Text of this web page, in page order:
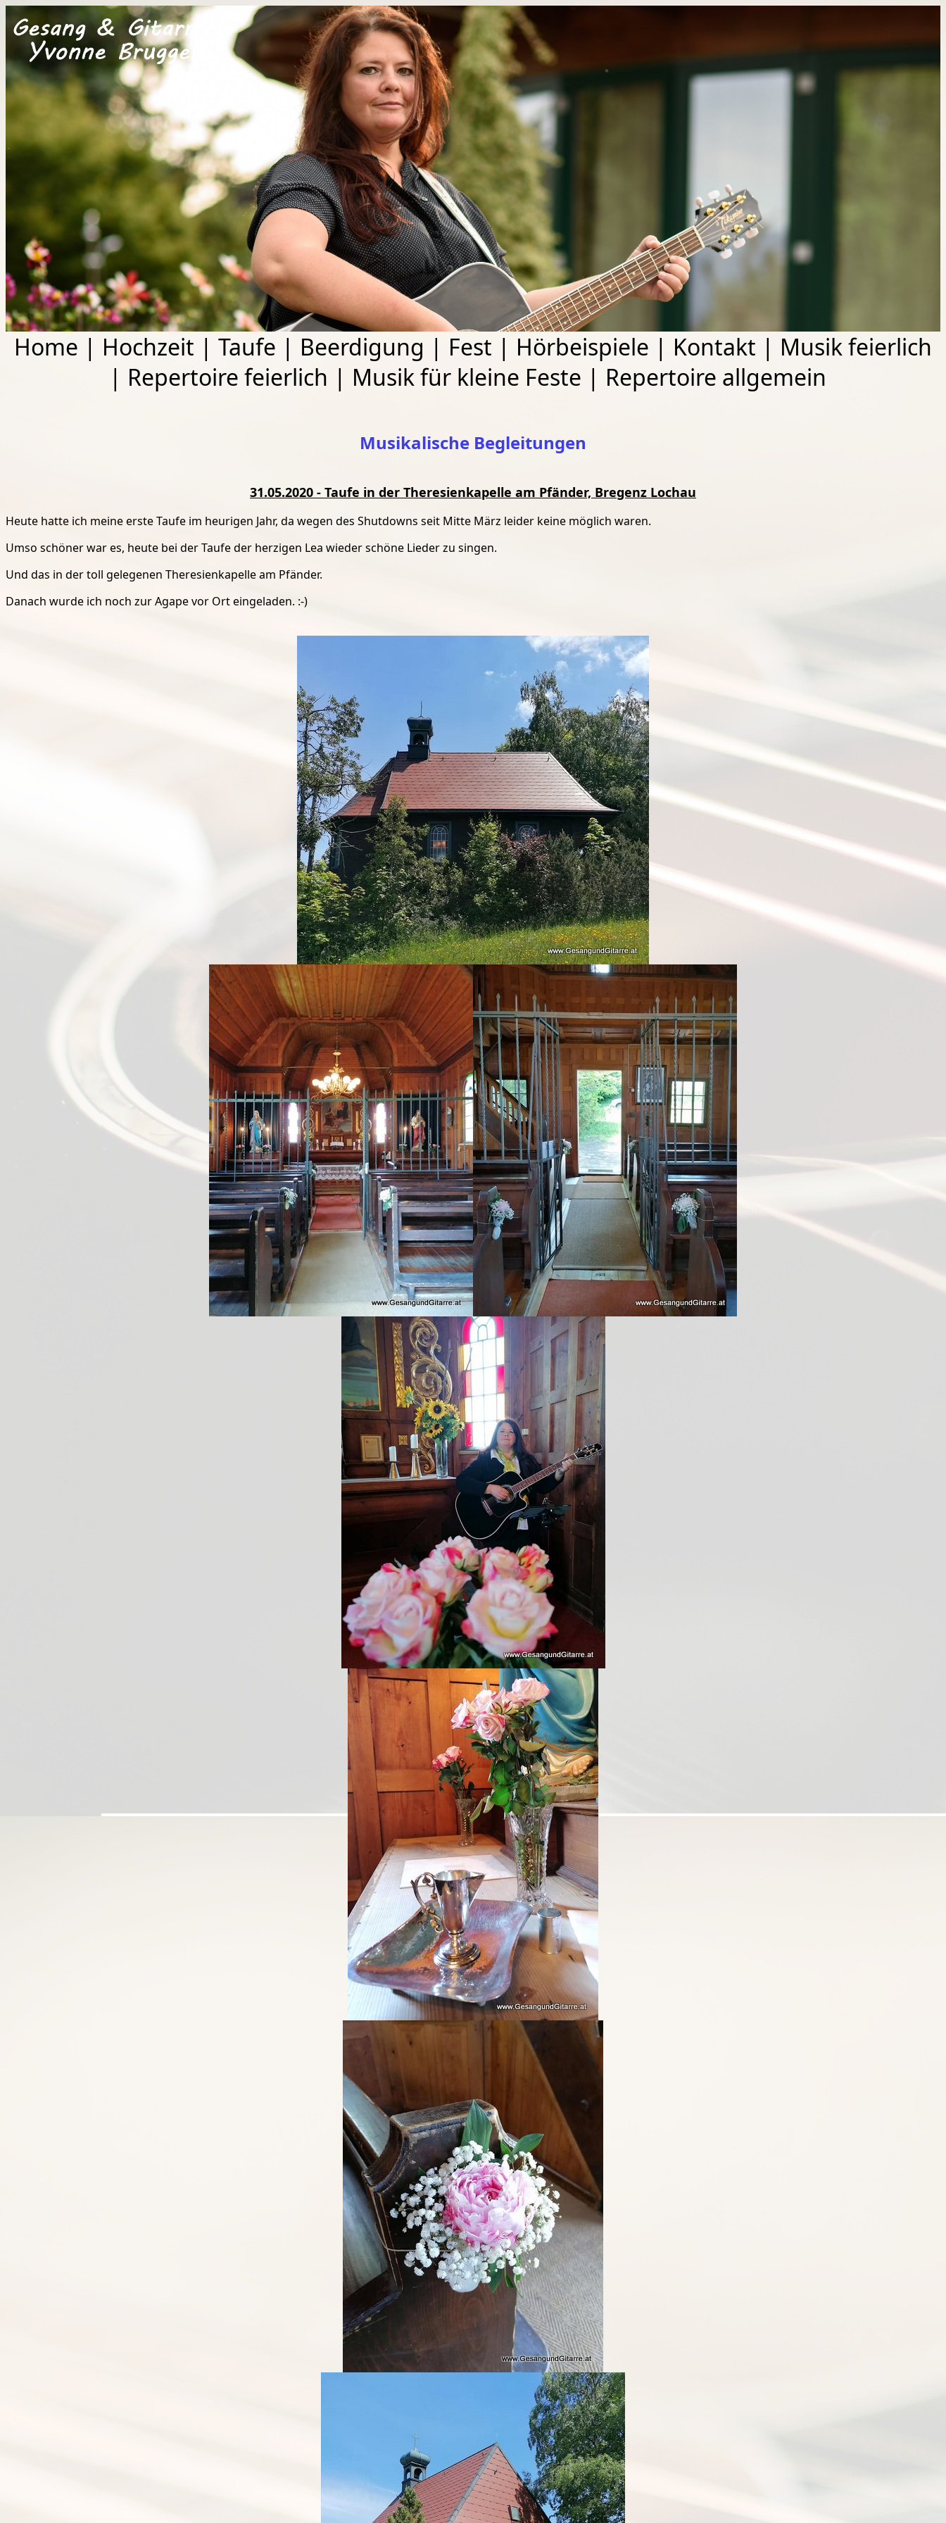
Home | Hochzeit | Taufe | Beerdigung | Fest | Hörbeispiele | Kontakt | Musik feierlich
| Repertoire feierlich | Musik für kleine Feste | Repertoire allgemein
Musikalische Begleitungen
31.05.2020 - Taufe in der Theresienkapelle am Pfänder, Bregenz Lochau
Heute hatte ich meine erste Taufe im heurigen Jahr, da wegen des Shutdowns seit Mitte März leider keine möglich waren.
Umso schöner war es, heute bei der Taufe der herzigen Lea wieder schöne Lieder zu singen.
Und das in der toll gelegenen Theresienkapelle am Pfänder.
Danach wurde ich noch zur Agape vor Ort eingeladen. :-)